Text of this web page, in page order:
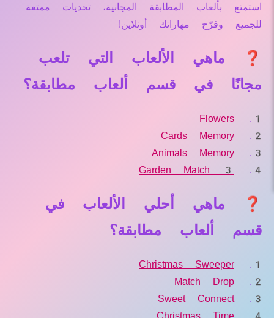
استمتع بألعاب المطابقة المجانية، تحديات ممتعة
للجميع وفرّح مهاراتك أونلاين!
❓ ماهي الألعاب التي تلعب
مجانًا في قسم ألعاب مطابقة؟
Flowers
Cards Memory
Animals Memory
Garden Match 3
❓ ماهي أحلي الألعاب في
قسم ألعاب مطابقة؟
Christmas Sweeper
Match Drop
Sweet Connect
Christmas Time